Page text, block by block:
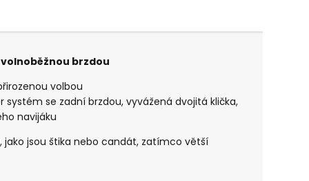
brzdou
volbou
se zadní brzdou, vyvážená dvojitá klička,
navijáku
jako jsou štika nebo candát, zatímco větší